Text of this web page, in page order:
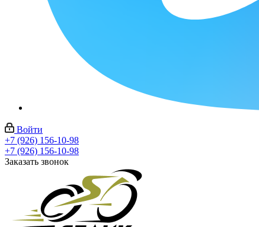
Войти
+7 (926) 156-10-98
+7 (926) 156-10-98
Заказать звонок